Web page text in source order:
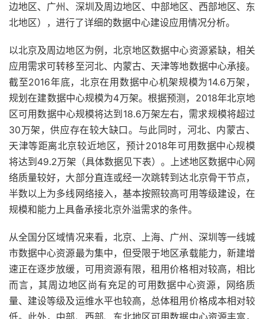
边地区、广州、深圳及周边地区、中部地区、西部地区、东
北地区），进行了详细的数据中心建设应用情况分析。
以北京及周边地区为例，北京地区数据中心资源紧缺，相关
应用需求可转移至河北、内蒙古、天津等地数据中心承接。
截至2016年底，北京在用数据中心机架规模为14.6万架，
规划在建数据中心规模为4万架。根据预测，2018年北京地
区可用数据中心规模将达到18.6万架左右，需求规模将超过
30万架，供应存在较大缺口。与此同时，河北、内蒙古、
天津等距离北京较近地区，预计2018年可用数据中心规模
将达到49.2万架（具体数据见下表）。上述地区数据中心网
络质量较好，大部分直连或经一次跳转到达北京骨干节点，
半数以上为多线网络接入，基本按照较高可用等级建设，在
规模和能力上具备承接北京外溢需求的条件。
从全国分区域情况来看，北京、上海、广州、深圳等一线城
市数据中心资源最为集中，但受限于地区承载能力，新建增
速正在逐步放缓，可用资源有限，租用价格相对较高，相比
而言，其周边地区尚有充足的可用数据中心资源，网络质
量、建设等级及运维水平也较高，总体租用价格成本相对较
低。此外，中部、西部、东北地区可用数据中心资源丰富，